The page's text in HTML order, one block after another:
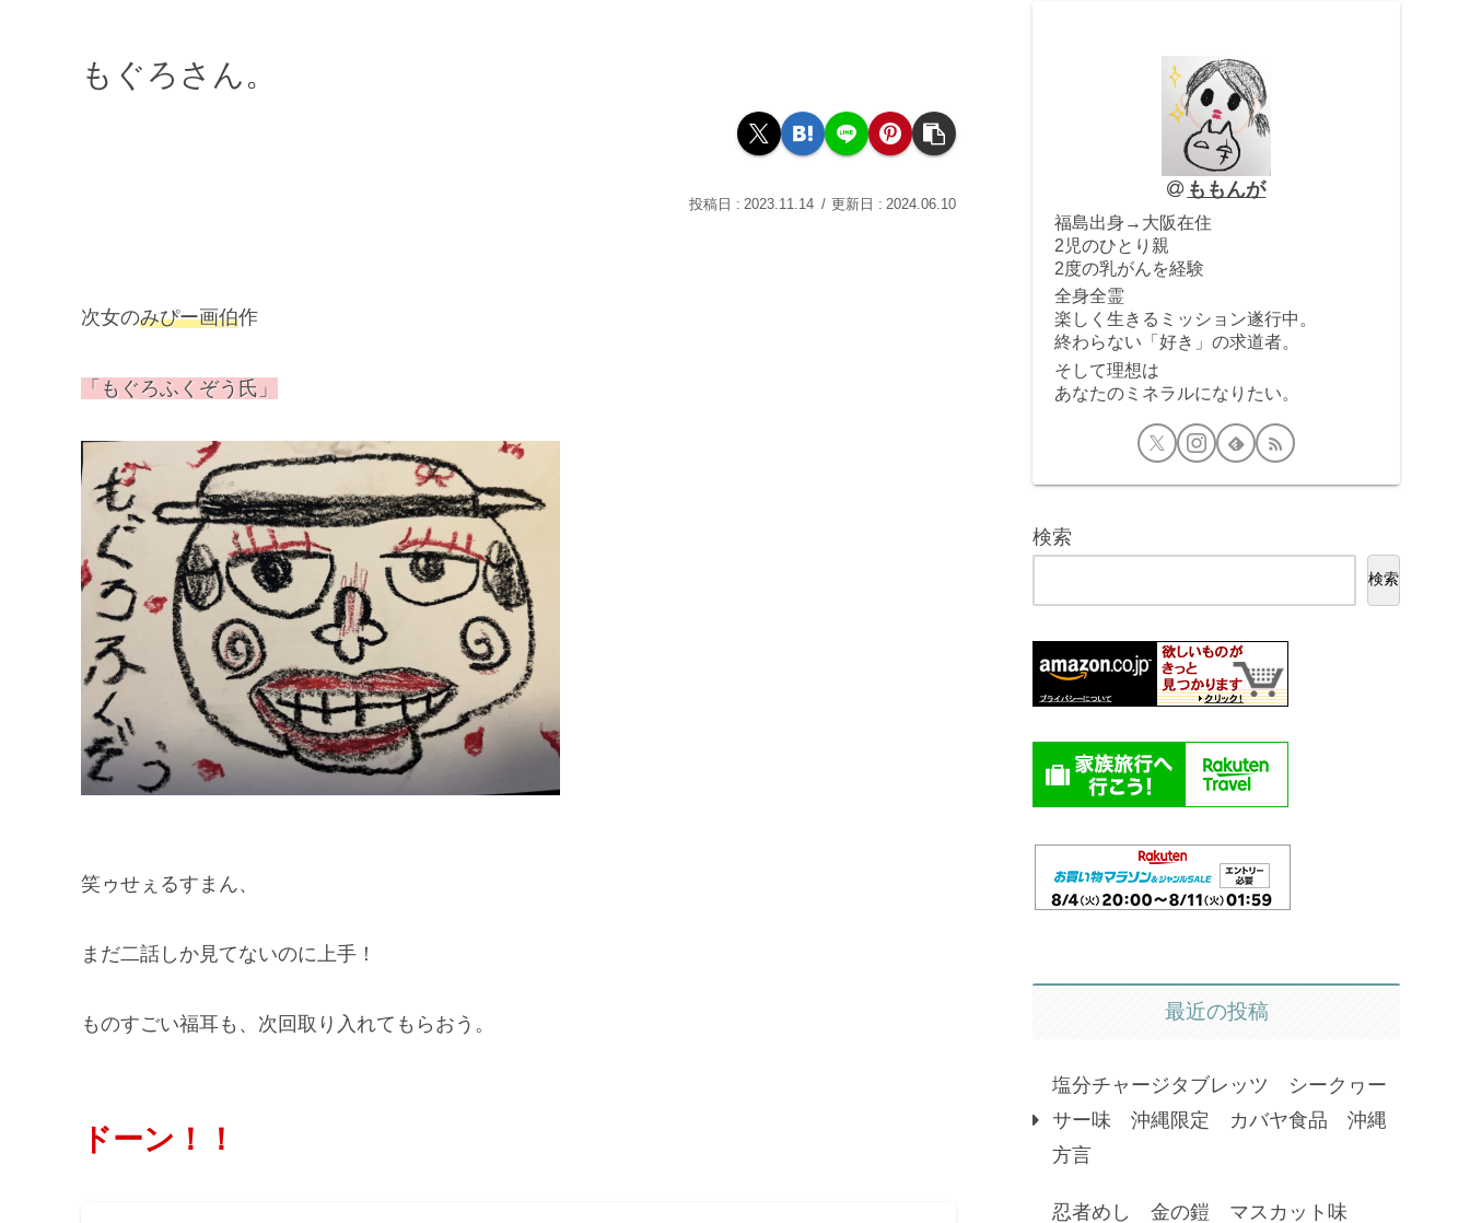
もぐろさん。
2023.11.14 2024.06.10
次女のみぴー画伯作
「もぐろふくぞう氏」
笑ゥせぇるすまん、
まだ二話しか見てないのに上手！
ものすごい福耳も、次回取り入れてもらおう。
ドーン！！
ももんが
福島出身→大阪在住
2児のひとり親
2度の乳がんを経験
全身全霊
楽しく生きるミッション遂行中。
終わらない「好き」の求道者。
そして理想は
あなたのミネラルになりたい。
検索
検索
最近の投稿
塩分チャージタブレッツ シークヮー
サー味 沖縄限定 カバヤ食品 沖縄
方言
忍者めし 金の鎧 マスカット味